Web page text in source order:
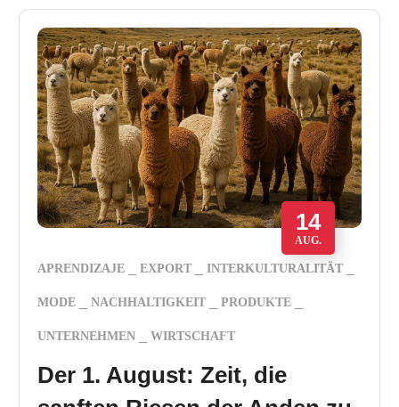
14
AUG.
APRENDIZAJE EXPORT INTERKULTURALITÄT
MODE NACHHALTIGKEIT PRODUKTE
UNTERNEHMEN WIRTSCHAFT
Der 1. August: Zeit, die